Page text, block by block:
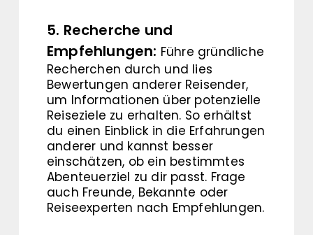
5. Recherche und
Empfehlungen: Führe gründliche
Recherchen durch und lies
Bewertungen anderer Reisender,
um Informationen über potenzielle
Reiseziele zu erhalten. So erhältst
du einen Einblick in die Erfahrungen
anderer und kannst besser
einschätzen, ob ein bestimmtes
Abenteuerziel zu dir passt. Frage
auch Freunde, Bekannte oder
Reiseexperten nach Empfehlungen.